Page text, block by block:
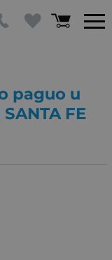
радио и
FE